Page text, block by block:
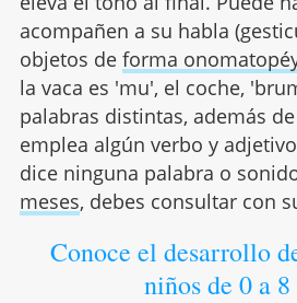
acompañen a su habla
objetos de forma
la vaca es 'mu', el coche,
palabras distintas, además
emplea algún verbo y
dice ninguna palabra o
meses, debes consultar con
Conoce el desarrollo
niños de 0 a 8